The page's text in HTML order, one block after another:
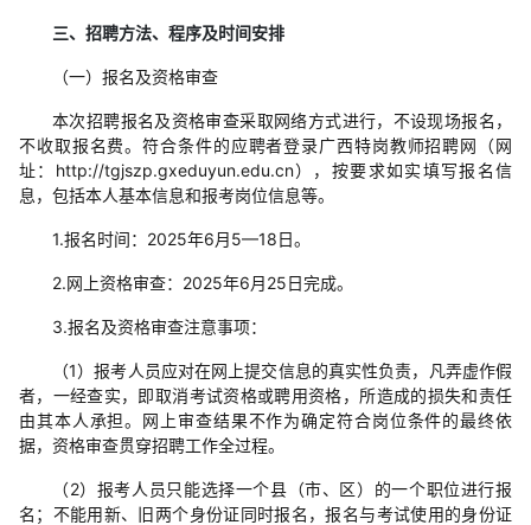
三、招聘方法、程序及时间安排
（一）报名及资格审查
本次招聘报名及资格审查采取网络方式进行，不设现场报名，
不收取报名费。符合条件的应聘者登录广西特岗教师招聘网（网
址：http://tgjszp.gxeduyun.edu.cn），按要求如实填写报名信
息，包括本人基本信息和报考岗位信息等。
1.报名时间：2025年6月5—18日。
2.网上资格审查：2025年6月25日完成。
3.报名及资格审查注意事项：
（1）报考人员应对在网上提交信息的真实性负责，凡弄虚作假
者，一经查实，即取消考试资格或聘用资格，所造成的损失和责任
由其本人承担。网上审查结果不作为确定符合岗位条件的最终依
据，资格审查贯穿招聘工作全过程。
（2）报考人员只能选择一个县（市、区）的一个职位进行报
名；不能用新、旧两个身份证同时报名，报名与考试使用的身份证